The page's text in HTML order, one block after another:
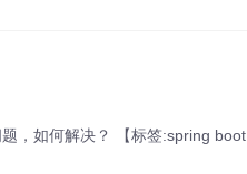
，如何解决？ 【标签:spring